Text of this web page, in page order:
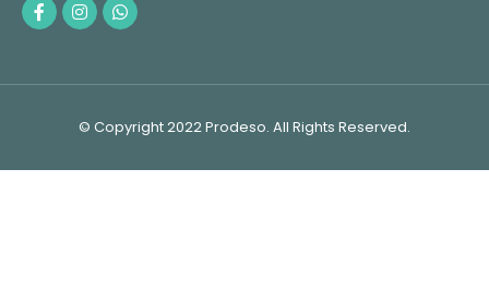
© Copyright 2022 Prodeso. All Rights Reserved.